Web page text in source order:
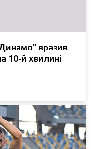
вразив
10-й хвилині